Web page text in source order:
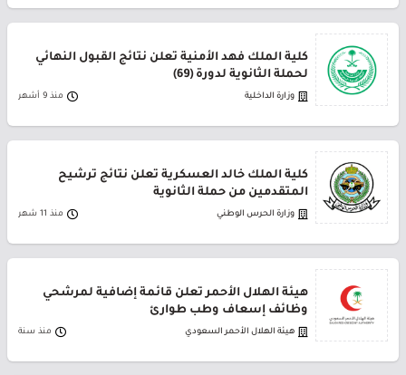
كلية الملك فهد الأمنية تعلن نتائج القبول النهائي
لحملة الثانوية لدورة (69)
وزارة الداخلية منذ 9 أشهر
كلية الملك خالد العسكرية تعلن نتائج ترشيح
المتقدمين من حملة الثانوية
وزارة الحرس الوطني منذ 11 شهر
هيئة الهلال الأحمر تعلن قائمة إضافية لمرشحي
وظائف إسعاف وطب طوارئ
هيئة الهلال الأحمر السعودي منذ سنة